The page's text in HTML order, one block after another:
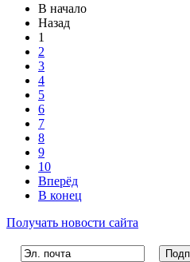
В начало
Назад
1
2
3
4
5
6
7
8
9
10
Вперёд
В конец
Получать новости сайта